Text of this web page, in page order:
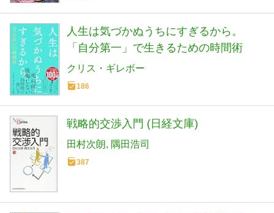
人生は気づかぬうちにすぎるから。
「自分第一」で生きるための時間術
クリス・ギレボー
186
戦略的交渉入門 (日経文庫)
田村次朗 隅田浩司
387